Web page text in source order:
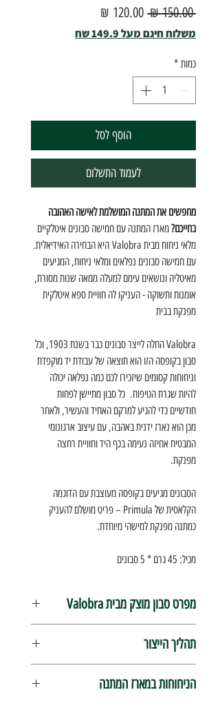
‏150.00 ‏₪
מחיר
רגיל
מבצע
משלוח חינם מעל 149.9 שח
כמות *
הוסף לסל
לעמוד התשלום
מחפשים את המתנה המושלמת לאישה האהובה
בחייכם?מארז המתנה עם חמישה סבונים איטלקיים
מלאי ניחוח מבית Valobra היא הבחירה האידיאלית.
עם חמישה סבונים נפלאים ומלאי ניחוח, המגיעים
מאיטליה ונושאים עימם למעלה ממאה שנות מסורת,
אומנות ותשוקה - העניקו לה חוויית ספא איטלקית
מפנקת בבית
Valobra החלה לייצר סבונים כבר בשנת 1903, וכל
סבון בקופסה הזו הוא תוצאה של עבודת יד מוקפדת
וניחוחות קסומים שיזכירו לכם כמה נפלאה יכולה
להיות שגרת הטיפוח. כל סבון מתיישן לפחות
חודשיים כדי להגיע למרקם האחיד והעשיר, ולאחר
מכן הוא נארז ידנית באהבה, עם עיצוב ארגונומי
המבטיח אחיזה נעימה בכף היד וחוויית רחצה
מפנקת.
הסבונים מגיעים בקופסה מעוצבת עם הדוגמה
הקלאסית של Primula – פריט מושלם להעניק
כמתנה מפנקת למישהי מיוחדת.
מכיל: 45 גרם * 5 סבונים
מפרט סבון מוצק מבית Valobra
כל סבון נעטף ידנית
תהליך ייצור מסורתי בקדרה פתוחה
נקי מפרבנים
תהליך הייצור
הניחוחות במארז המתנה